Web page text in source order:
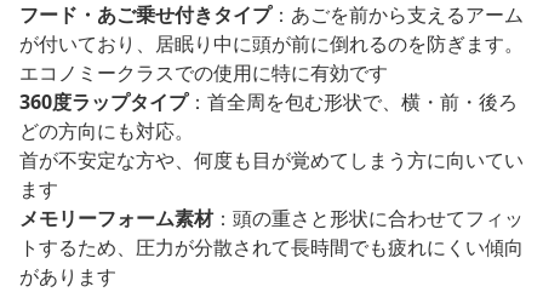
フード・あご乗せ付きタイプ：あごを前から支えるアーム
が付いており、居眠り中に頭が前に倒れるのを防ぎます。
エコノミークラスでの使用に特に有効です
360度ラップタイプ：首全周を包む形状で、横・前・後ろ
どの方向にも対応。
首が不安定な方や、何度も目が覚めてしまう方に向いてい
ます
メモリーフォーム素材：頭の重さと形状に合わせてフィッ
トするため、圧力が分散されて長時間でも疲れにくい傾向
があります